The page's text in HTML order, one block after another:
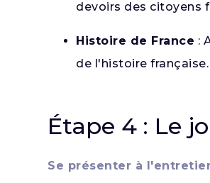
devoirs des citoyens
Histoire de France :
de l'histoire française.
Étape 4 : Le
Se présenter à